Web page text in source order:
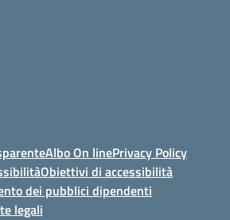
Albo On linePrivacy Policy
Obiettivi di accessibilità
dei pubblici dipendenti
legali